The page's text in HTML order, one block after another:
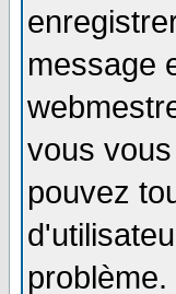
message
vous
pouvez